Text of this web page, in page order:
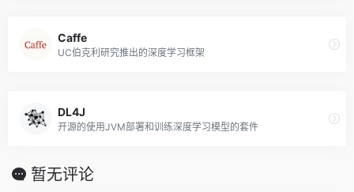
Caffe
UC伯克利研究推出的深度学习框架
DL4J
开源的使用JVM部署和训练深度学习模型的套件
暂无评论